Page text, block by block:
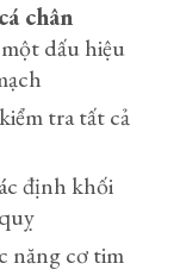
chân
dấu hiệu
tra tất cả
định khối
năng cơ tim